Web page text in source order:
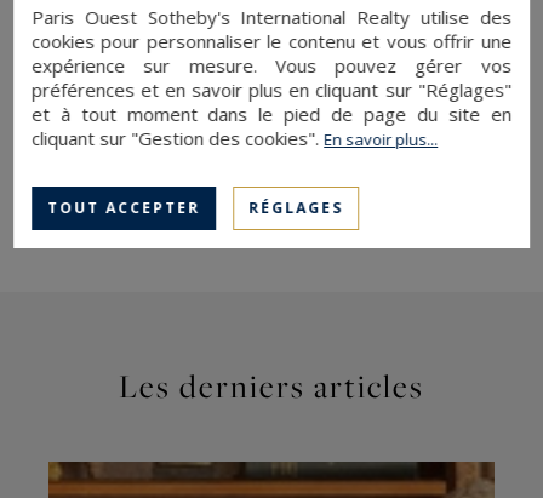
Dimanche : 14h00 – 18h00
Ne manquez pas l’opportunité de visiter cette
exposition incontournable, tout en découvrant la
richesse immobilière du8ème arrondissement
cadre de vie exceptionnel.
Les derniers articles
Paris Ouest Sotheby's International Realty utilise des
cookies pour personnaliser le contenu et vous offrir une
expérience sur mesure. Vous pouvez gérer vos
préférences et en savoir plus en cliquant sur "Réglages"
et à tout moment dans le pied de page du site en
cliquant sur "Gestion des cookies".En savoir plus...
TOUT ACCEPTER RÉGLAGES